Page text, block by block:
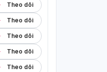
Theo dõi
Theo dõi
Theo dõi
Theo dõi
Theo dõi